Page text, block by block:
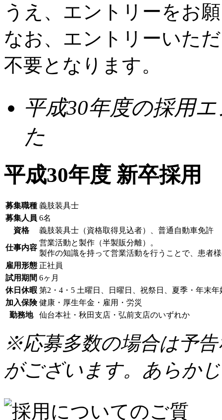
うえ、エントリーをお
なお、エントリーいた
不要となります。
平成30年度の採用
た
平成30年度 新卒採用
募集職種 義肢装具士
募集人員 6名
資格
義肢装具士（資格取得見込者） 、普通自動車免許
仕事内容
営業活動と製作（半製販分離）。
製作の知識を持って営業活動を行うことで、患者
雇用形態 正社員
試用期間 6ヶ月
休日休暇 第2・4・5 土曜日、日曜日、祝祭日、夏季・年末
加入保険 健康・厚生年金・雇用・労災
勤務地
仙台本社・秋田支店・弘前支店のいずれか
※応募多数の場合は予
がございます。あらか